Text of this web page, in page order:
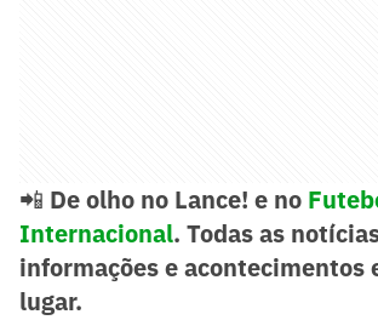
📲 De olho no Lance! e no
Internacional. Todas as
informações e acontecimentos
lugar.